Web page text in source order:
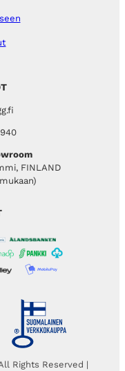
FINLAND
Rights Reserved |